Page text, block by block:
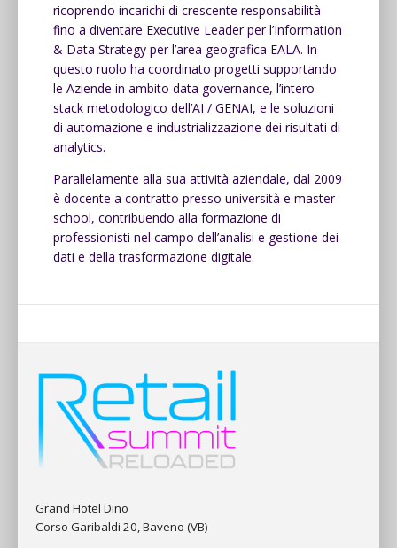
ricoprendo incarichi di crescente responsabilità
fino a diventare Executive Leader per l’Information
& Data Strategy per l’area geografica EALA. In
questo ruolo ha coordinato progetti supportando
le Aziende in ambito data governance, l’intero
stack metodologico dell’AI / GENAI, e le soluzioni
di automazione e industrializzazione dei risultati di
analytics.
Parallelamente alla sua attività aziendale, dal 2009
è docente a contratto presso università e master
school, contribuendo alla formazione di
professionisti nel campo dell’analisi e gestione dei
dati e della trasformazione digitale.
Grand Hotel Dino
Corso Garibaldi 20, Baveno (VB)